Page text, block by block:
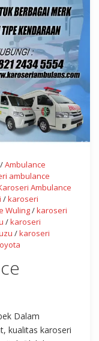
/Ambulance
ambulance
Ambulance
/karoseri
Wuling/karoseri
/karoseri
/karoseri
Dalam
kualitas karoseri